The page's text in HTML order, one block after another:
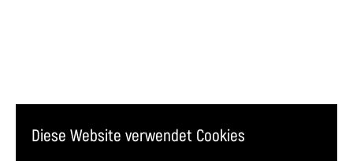
Diese Website verwendet Cookies